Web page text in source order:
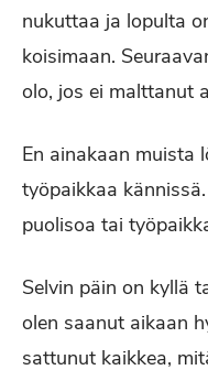
nukuttaa ja lopulta
koisimaan.
olo, jos ei malttanut
En ainakaan muista
työpaikkaa
puolisoa tai
Selvin päin on kyllä
olen saanut aikaan
sattunut kaikkea,